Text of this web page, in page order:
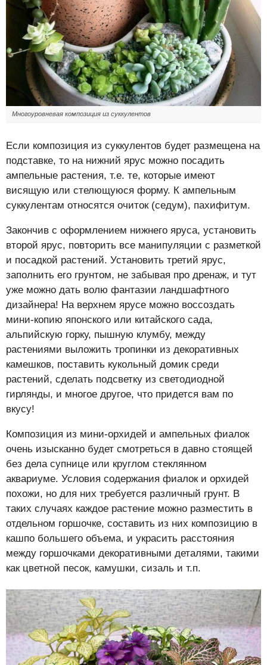
Многоуровневая композиция из суккулентов
Если композиция из суккулентов будет размещена на
подставке, то на нижний ярус можно посадить
ампельные растения, т.е. те, которые имеют
висящую или стелющуюся форму. К ампельным
суккулентам относятся очиток (седум), пахифитум.
Закончив с оформлением нижнего яруса, установить
второй ярус, повторить все манипуляции с разметкой
и посадкой растений. Установить третий ярус,
заполнить его грунтом, не забывая про дренаж, и тут
уже можно дать волю фантазии ландшафтного
дизайнера! На верхнем ярусе можно воссоздать
мини-копию японского или китайского сада,
альпийскую горку, пышную клумбу, между
растениями выложить тропинки из декоративных
камешков, поставить кукольный домик среди
растений, сделать подсветку из светодиодной
гирлянды, и многое другое, что придется вам по
вкусу!
Композиция из мини-орхидей и ампельных фиалок
очень изысканно будет смотреться в давно стоящей
без дела супнице или круглом стеклянном
аквариуме. Условия содержания фиалок и орхидей
похожи, но для них требуется различный грунт. В
таких случаях каждое растение можно разместить в
отдельном горшочке, составить из них композицию в
кашпо большего объема, и украсить расстояния
между горшочками декоративными деталями, такими
как цветной песок, камушки, сизаль и т.п.